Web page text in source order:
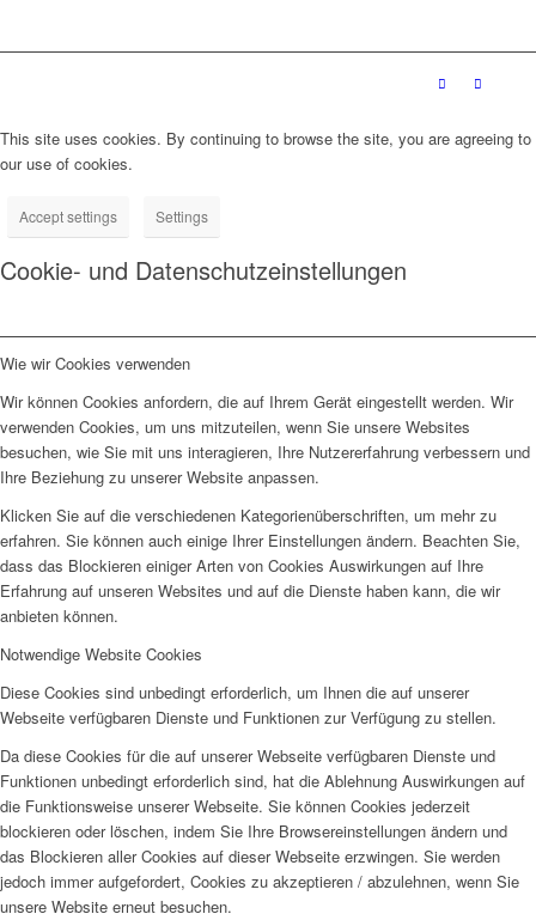
This site uses cookies. By continuing to browse the site, you are agreeing to
our use of cookies.
Accept settings Settings
Cookie- und Datenschutzeinstellungen
Wie wir Cookies verwenden
Wir können Cookies anfordern, die auf Ihrem Gerät eingestellt werden. Wir
verwenden Cookies, um uns mitzuteilen, wenn Sie unsere Websites
besuchen, wie Sie mit uns interagieren, Ihre Nutzererfahrung verbessern und
Ihre Beziehung zu unserer Website anpassen.
Klicken Sie auf die verschiedenen Kategorienüberschriften, um mehr zu
erfahren. Sie können auch einige Ihrer Einstellungen ändern. Beachten Sie,
dass das Blockieren einiger Arten von Cookies Auswirkungen auf Ihre
Erfahrung auf unseren Websites und auf die Dienste haben kann, die wir
anbieten können.
Notwendige Website Cookies
Diese Cookies sind unbedingt erforderlich, um Ihnen die auf unserer
Webseite verfügbaren Dienste und Funktionen zur Verfügung zu stellen.
Da diese Cookies für die auf unserer Webseite verfügbaren Dienste und
Funktionen unbedingt erforderlich sind, hat die Ablehnung Auswirkungen auf
die Funktionsweise unserer Webseite. Sie können Cookies jederzeit
blockieren oder löschen, indem Sie Ihre Browsereinstellungen ändern und
das Blockieren aller Cookies auf dieser Webseite erzwingen. Sie werden
jedoch immer aufgefordert, Cookies zu akzeptieren / abzulehnen, wenn Sie
unsere Website erneut besuchen.